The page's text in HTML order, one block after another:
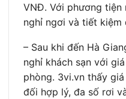
VNĐ. Với phương tiện
nghỉ ngơi và tiết kiệm
– Sau khi đến Hà
nghỉ khách sạn với
phòng. 3vi.vn thấy
đối hợp lý, đa số rơi